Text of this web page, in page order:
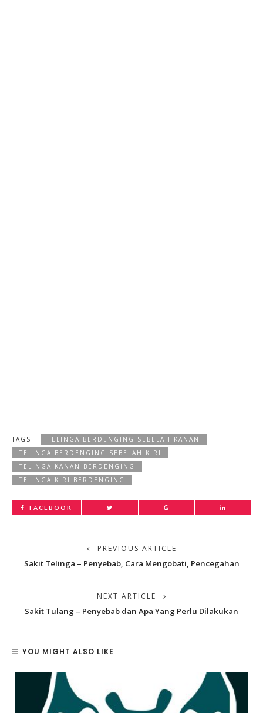
TAGS :
TELINGA BERDENGING SEBELAH KANAN
TELINGA BERDENGING SEBELAH KIRI
TELINGA KANAN BERDENGING
TELINGA KIRI BERDENGING
FACEBOOK
PREVIOUS ARTICLE
Sakit Telinga – Penyebab, Cara Mengobati, Pencegahan
NEXT ARTICLE
Sakit Tulang – Penyebab dan Apa Yang Perlu Dilakukan
YOU MIGHT ALSO LIKE